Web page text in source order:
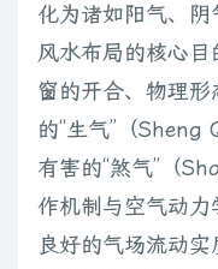
化为诸如阳气、阴
风水布局的核心
窗的开合、物理
的“生气”（Sheng
有害的“煞气”（
作机制与空气动
良好的气场流动